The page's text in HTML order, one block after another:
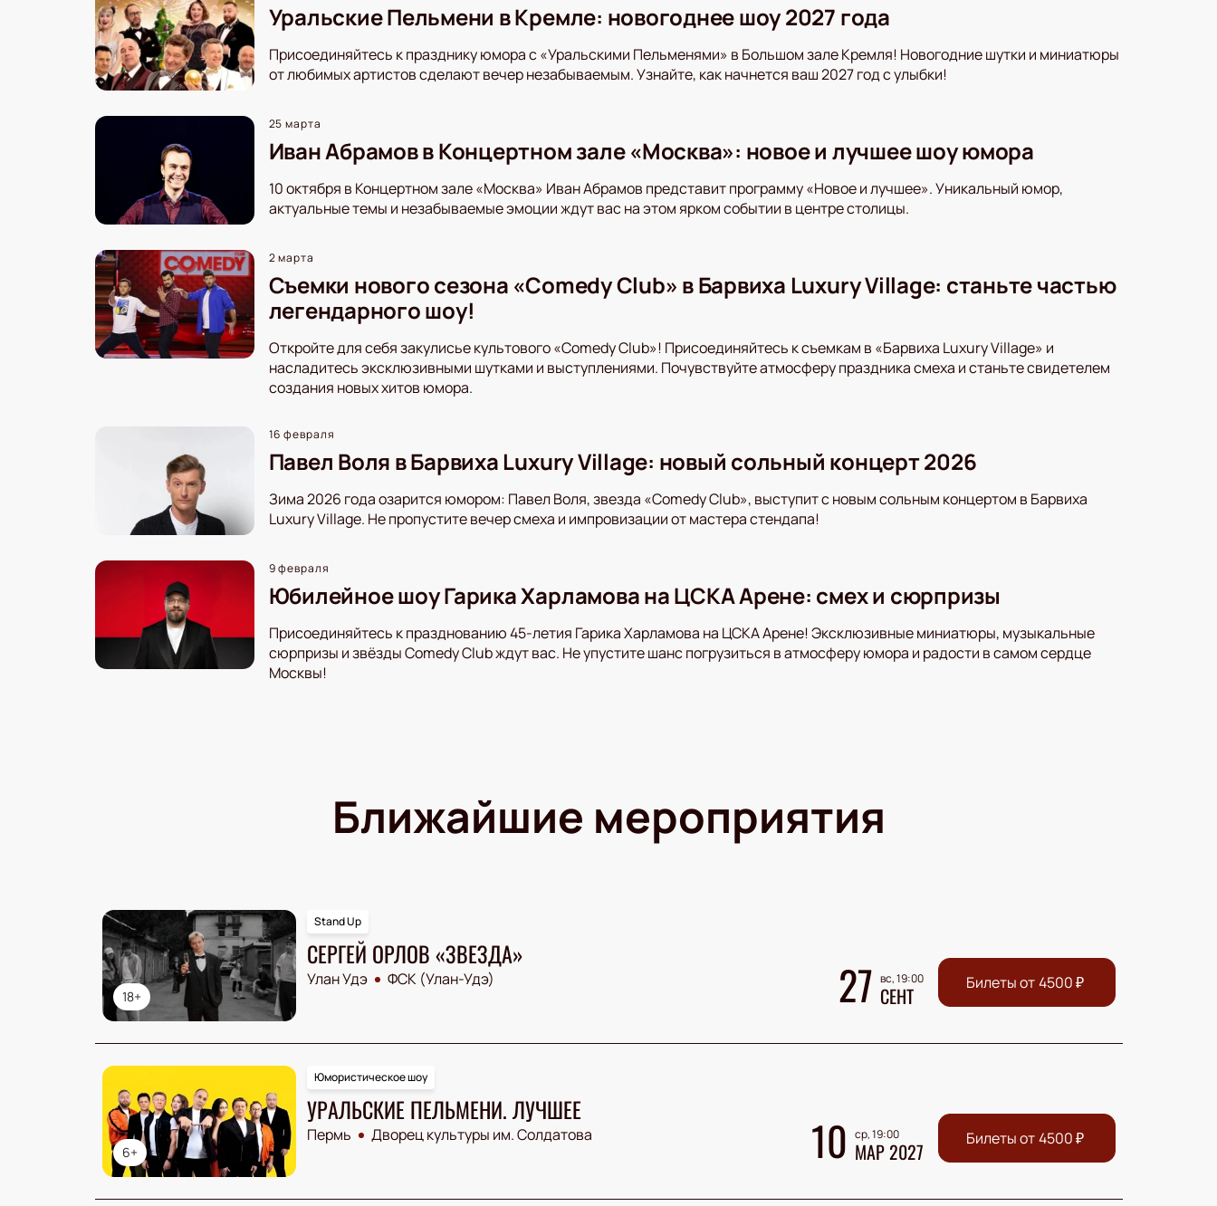
Уральские Пельмени в Кремле: новогоднее шоу 2027 года
Присоединяйтесь к празднику юмора с «Уральскими Пельменями» в Большом зале Кремля! Новогодние шутки и миниатюры
от любимых артистов сделают вечер незабываемым. Узнайте, как начнется ваш 2027 год с улыбки!
25 марта
Иван Абрамов в Концертном зале «Москва»: новое и лучшее шоу юмора
10 октября в Концертном зале «Москва» Иван Абрамов представит программу «Новое и лучшее». Уникальный юмор,
актуальные темы и незабываемые эмоции ждут вас на этом ярком событии в центре столицы.
2 марта
Съемки нового сезона «Comedy Club» в Барвиха Luxury Village: станьте частью
легендарного шоу!
Откройте для себя закулисье культового «Comedy Club»! Присоединяйтесь к съемкам в «Барвиха Luxury Village» и
насладитесь эксклюзивными шутками и выступлениями. Почувствуйте атмосферу праздника смеха и станьте свидетелем
создания новых хитов юмора.
16 февраля
Павел Воля в Барвиха Luxury Village: новый сольный концерт 2026
Зима 2026 года озарится юмором: Павел Воля, звезда «Comedy Club», выступит с новым сольным концертом в Барвиха
Luxury Village. Не пропустите вечер смеха и импровизации от мастера стендапа!
9 февраля
Юбилейное шоу Гарика Харламова на ЦСКА Арене: смех и сюрпризы
Присоединяйтесь к празднованию 45-летия Гарика Харламова на ЦСКА Арене! Эксклюзивные миниатюры, музыкальные
сюрпризы и звёзды Comedy Club ждут вас. Не упустите шанс погрузиться в атмосферу юмора и радости в самом сердце
Москвы!
Ближайшие мероприятия
18+
Stand Up
СЕРГЕЙ ОРЛОВ «ЗВЕЗДА»
Улан Удэ ФСК (Улан-Удэ) 27 вс, 19:00
СЕНТ Билеты от 4500₽
6+
Юмористическое шоу
УРАЛЬСКИЕ ПЕЛЬМЕНИ. ЛУЧШЕЕ
Пермь Дворец культуры им. Солдатова 10 ср, 19:00
МАР 2027 Билеты от 4500₽